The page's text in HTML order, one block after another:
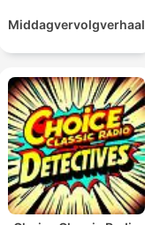
Middagvervolgverhaal